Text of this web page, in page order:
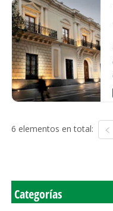
6 elementos en total:
Categorías